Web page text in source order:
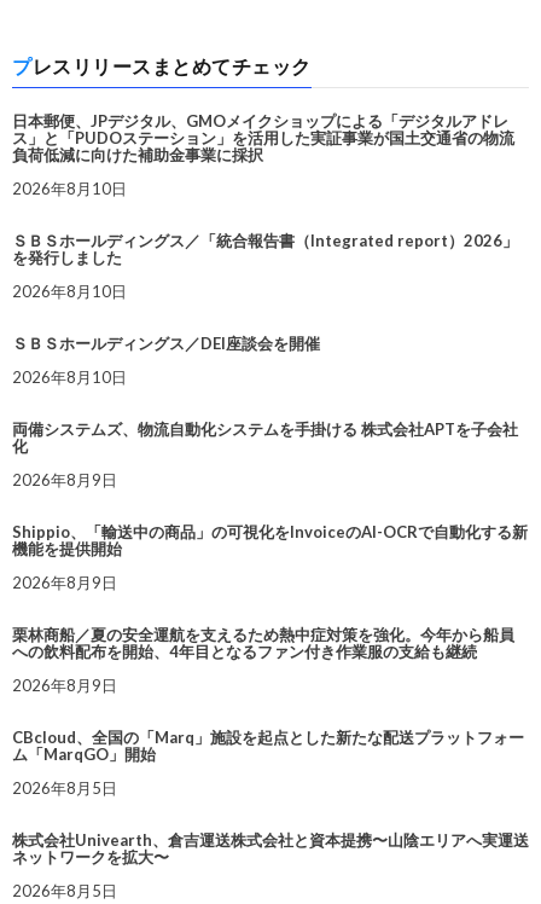
プレスリリースまとめてチェック
日本郵便、JPデジタル、GMOメイクショップによる「デジタルアドレ
ス」と「PUDOステーション」を活用した実証事業が国土交通省の物流
負荷低減に向けた補助金事業に採択
2026年8月10日
ＳＢＳホールディングス／「統合報告書（Integrated report）2026」
を発行しました
2026年8月10日
ＳＢＳホールディングス／DEI座談会を開催
2026年8月10日
両備システムズ、物流自動化システムを手掛ける 株式会社APTを子会社
化
2026年8月9日
Shippio、「輸送中の商品」の可視化をInvoiceのAI-OCRで自動化する新
機能を提供開始
2026年8月9日
栗林商船／夏の安全運航を支えるため熱中症対策を強化。今年から船員
への飲料配布を開始、4年目となるファン付き作業服の支給も継続
2026年8月9日
CBcloud、全国の「Marq」施設を起点とした新たな配送プラットフォー
ム「MarqGO」開始
2026年8月5日
株式会社Univearth、倉吉運送株式会社と資本提携〜山陰エリアへ実運送
ネットワークを拡大〜
2026年8月5日